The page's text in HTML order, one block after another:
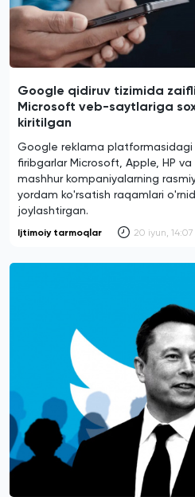
Google qidiruv tizimida
Microsoft veb-saytlariga
kiritilgan
Google reklama
firibgarlar Microsoft, Apple, HP va
mashhur kompaniyalarning
yordam ko'rsatish raqamlari
joylashtirgan.
Ijtimoiy tarmoqlar 20 iyun, 14:07